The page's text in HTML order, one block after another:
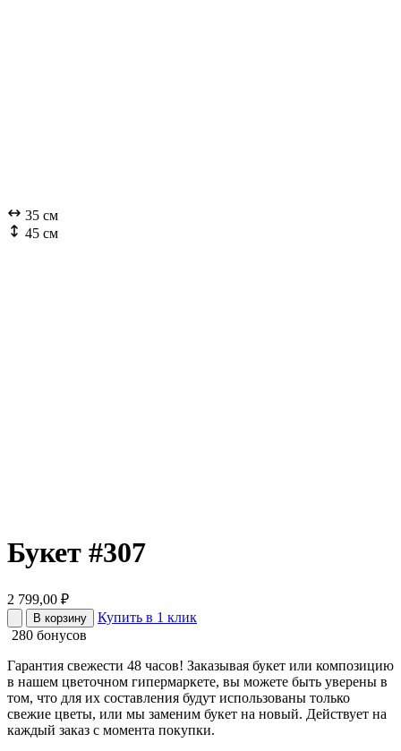
35 см
45 см
Букет #307
2 799,00 ₽
В корзину
Купить в 1 клик
280 бонусов
Гарантия свежести 48 часов! Заказывая букет или композицию
в нашем цветочном гипермаркете, вы можете быть уверены в
том, что для их составления будут использованы только
свежие цветы, или мы заменим букет на новый. Действует на
каждый заказ с момента покупки.